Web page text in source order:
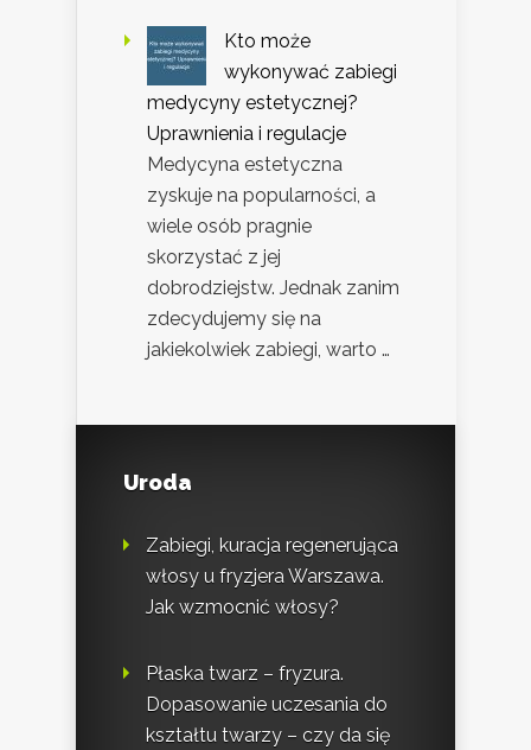
Kto może
wykonywać zabiegi
medycyny estetycznej?
Uprawnienia i regulacje
Medycyna estetyczna
zyskuje na popularności, a
wiele osób pragnie
skorzystać z jej
dobrodziejstw. Jednak zanim
zdecydujemy się na
jakiekolwiek zabiegi, warto …
Uroda
Zabiegi, kuracja regenerująca
włosy u fryzjera Warszawa.
Jak wzmocnić włosy?
Płaska twarz – fryzura.
Dopasowanie uczesania do
kształtu twarzy – czy da się